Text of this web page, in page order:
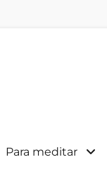
Para meditar